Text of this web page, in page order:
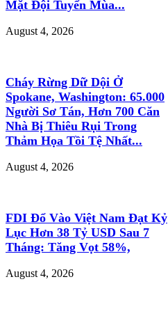
Mặt Đội Tuyển Mùa...
August 4, 2026
Cháy Rừng Dữ Dội Ở
Spokane, Washington: 65.000
Người Sơ Tán, Hơn 700 Căn
Nhà Bị Thiêu Rụi Trong
Thảm Họa Tồi Tệ Nhất...
August 4, 2026
FDI Đổ Vào Việt Nam Đạt Kỷ
Lục Hơn 38 Tỷ USD Sau 7
Tháng: Tăng Vọt 58%,
August 4, 2026